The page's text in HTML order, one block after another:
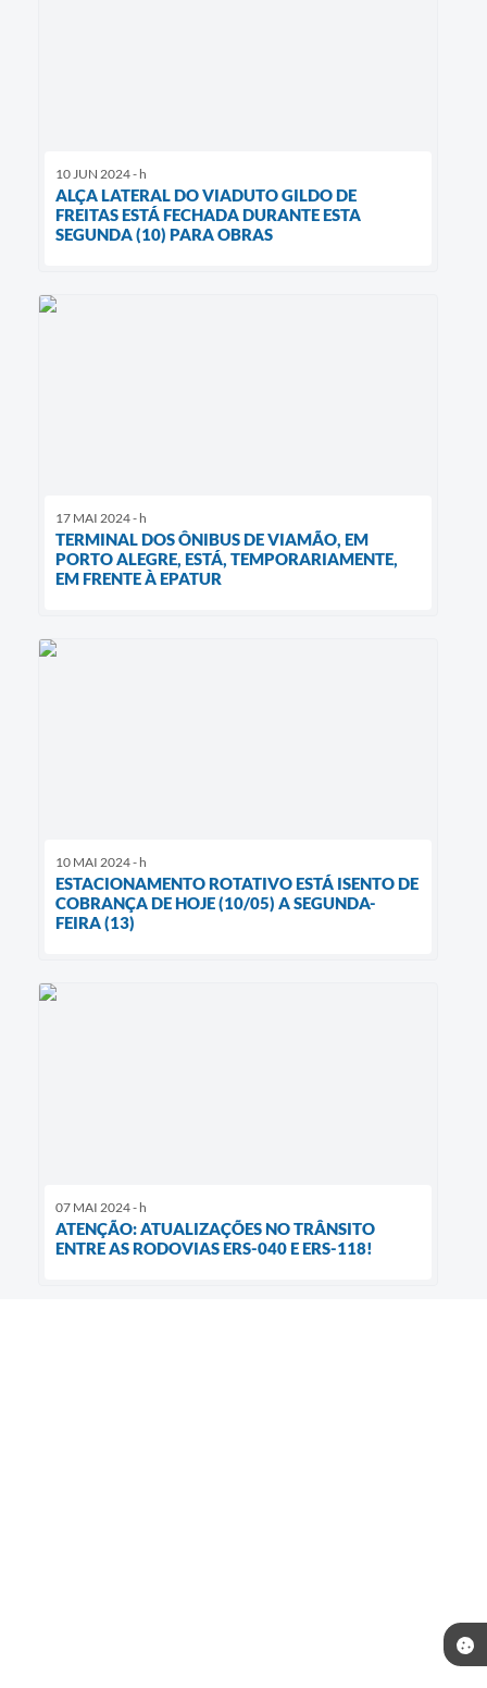
10 JUN 2024 - h
ALÇA LATERAL DO VIADUTO GILDO DE
FREITAS ESTÁ FECHADA DURANTE ESTA
SEGUNDA (10) PARA OBRAS
17 MAI 2024 - h
TERMINAL DOS ÔNIBUS DE VIAMÃO, EM
PORTO ALEGRE, ESTÁ, TEMPORARIAMENTE,
EM FRENTE À EPATUR
10 MAI 2024 - h
ESTACIONAMENTO ROTATIVO ESTÁ ISENTO DE
COBRANÇA DE HOJE (10/05) A SEGUNDA-
FEIRA (13)
07 MAI 2024 - h
ATENÇÃO: ATUALIZAÇÕES NO TRÂNSITO
ENTRE AS RODOVIAS ERS-040 E ERS-118!